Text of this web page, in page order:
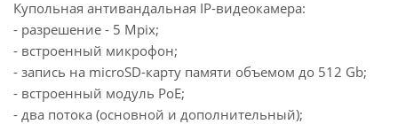
Купольная антивандальная IP-видеокамера:
- разрешение - 5 Mpix;
- встроенный микрофон;
- запись на microSD-карту памяти объемом до 512 Gb;
- встроенный модуль PoE;
- два потока (основной и дополнительный);